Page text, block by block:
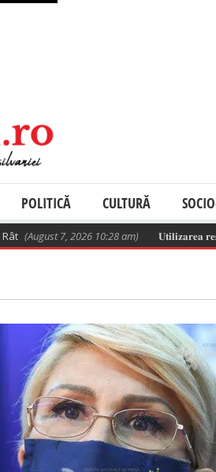
POLITICĂ CULTURĂ
(August 7, 2026 10:28 am) 𝐔𝐭𝐢𝐥𝐢𝐳𝐚𝐫𝐞𝐚